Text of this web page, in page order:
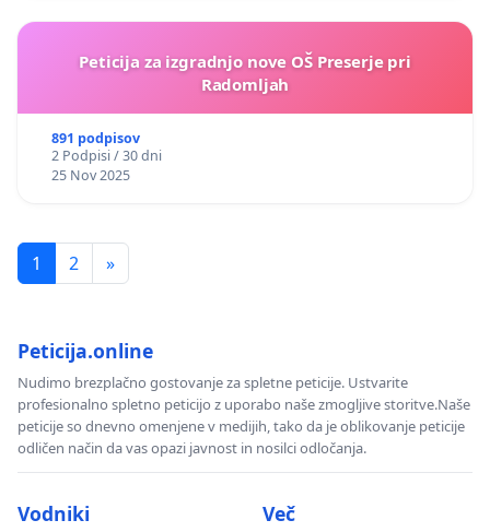
Peticija za izgradnjo nove OŠ Preserje pri
Radomljah
891 podpisov
2 Podpisi / 30 dni
25 Nov 2025
1 2 »
Peticija.online
Nudimo brezplačno gostovanje za spletne peticije. Ustvarite
profesionalno spletno peticijo z uporabo naše zmogljive storitve.Naše
peticije so dnevno omenjene v medijih, tako da je oblikovanje peticije
odličen način da vas opazi javnost in nosilci odločanja.
Vodniki Več